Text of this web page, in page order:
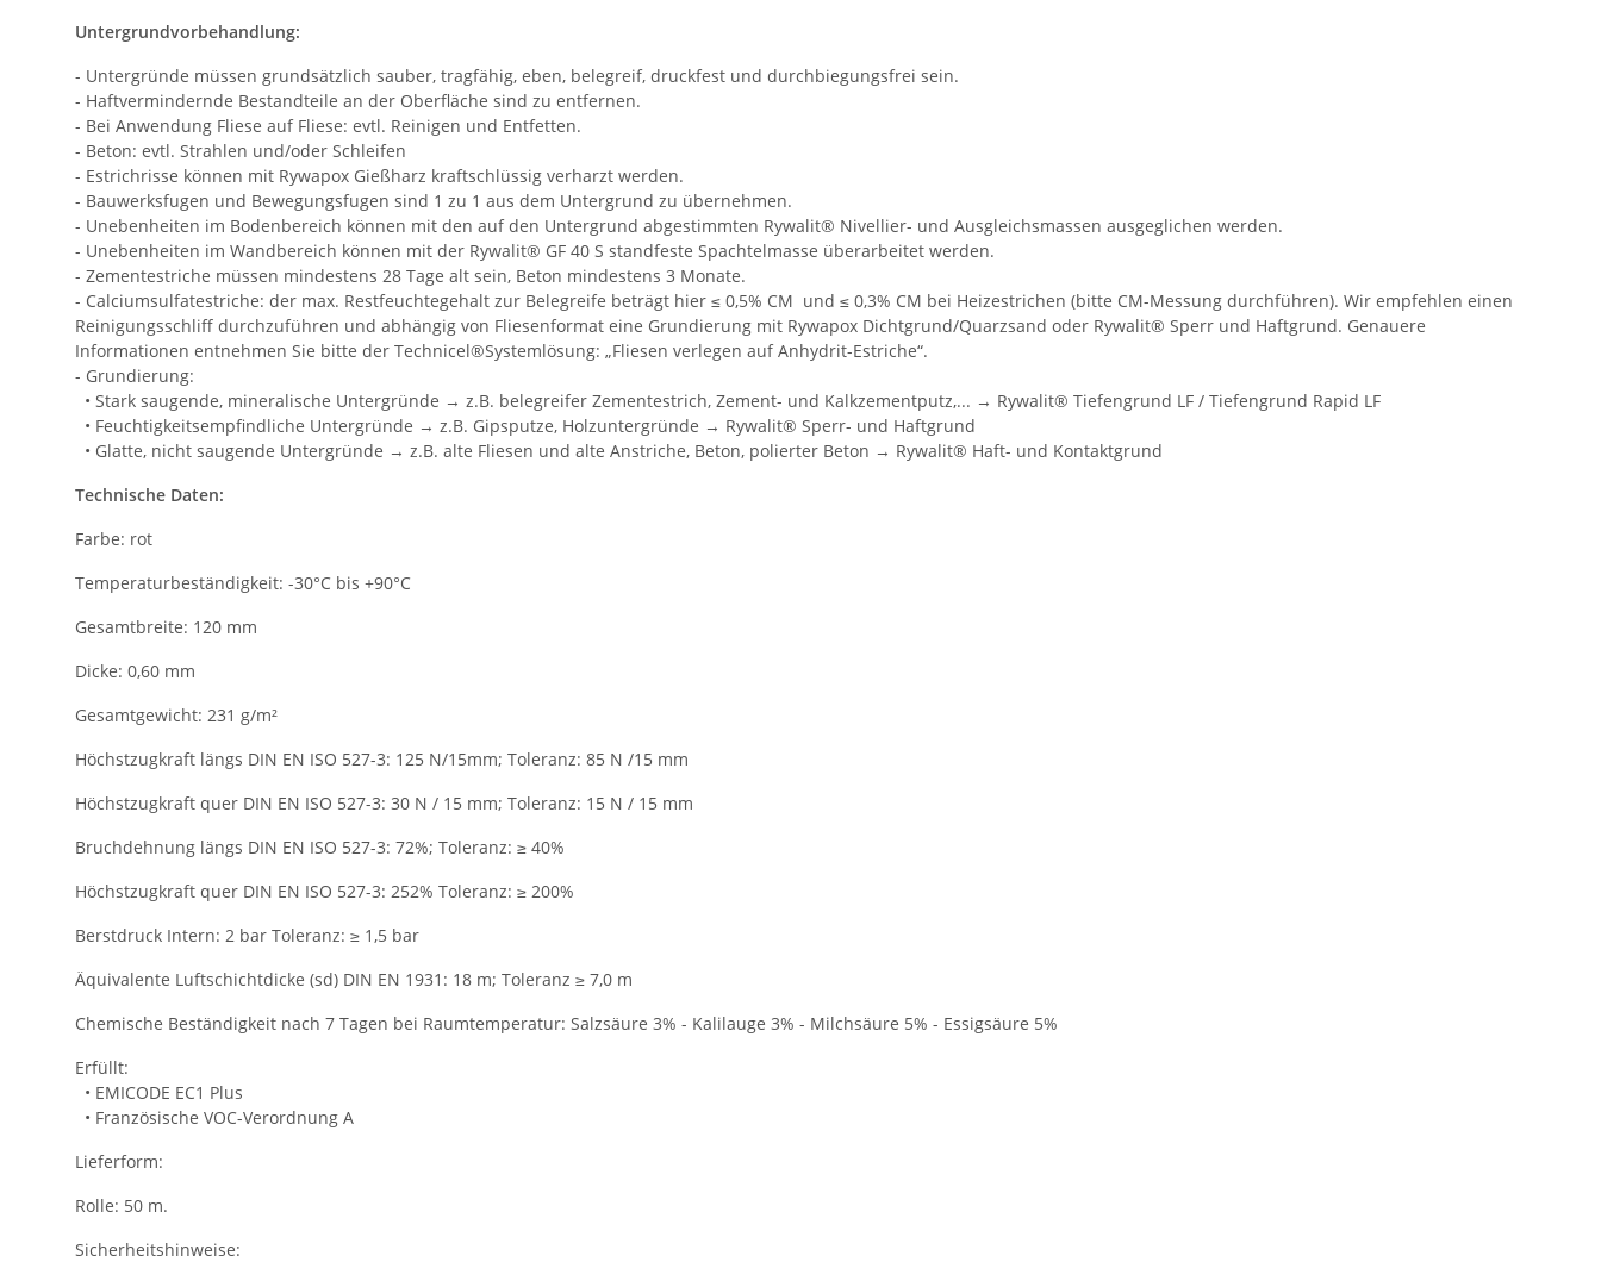
Untergrundvorbehandlung:
- Untergründe müssen grundsätzlich sauber, tragfähig, eben, belegreif, druckfest und durchbiegungsfrei sein.
- Haftvermindernde Bestandteile an der Oberfläche sind zu entfernen.
- Bei Anwendung Fliese auf Fliese: evtl. Reinigen und Entfetten.
- Beton: evtl. Strahlen und/oder Schleifen
- Estrichrisse können mit Rywapox Gießharz kraftschlüssig verharzt werden.
- Bauwerksfugen und Bewegungsfugen sind 1 zu 1 aus dem Untergrund zu übernehmen.
- Unebenheiten im Bodenbereich können mit den auf den Untergrund abgestimmten Rywalit® Nivellier- und Ausgleichsmassen ausgeglichen werden.
- Unebenheiten im Wandbereich können mit der Rywalit® GF 40 S standfeste Spachtelmasse überarbeitet werden.
- Zementestriche müssen mindestens 28 Tage alt sein, Beton mindestens 3 Monate.
- Calciumsulfatestriche: der max. Restfeuchtegehalt zur Belegreife beträgt hier ≤ 0,5% CM und ≤ 0,3% CM bei Heizestrichen (bitte CM-Messung durchführen). Wir empfehlen einen
Reinigungsschliff durchzuführen und abhängig von Fliesenformat eine Grundierung mit Rywapox Dichtgrund/Quarzsand oder Rywalit® Sperr und Haftgrund. Genauere
Informationen entnehmen Sie bitte der Technicel®Systemlösung: „Fliesen verlegen auf Anhydrit-Estriche“.
- Grundierung:
• Stark saugende, mineralische Untergründe → z.B. belegreifer Zementestrich, Zement- und Kalkzementputz,... → Rywalit® Tiefengrund LF / Tiefengrund Rapid LF
• Feuchtigkeitsempfindliche Untergründe → z.B. Gipsputze, Holzuntergründe → Rywalit® Sperr- und Haftgrund
• Glatte, nicht saugende Untergründe → z.B. alte Fliesen und alte Anstriche, Beton, polierter Beton → Rywalit® Haft- und Kontaktgrund
Technische Daten:
Farbe: rot
Temperaturbeständigkeit: -30°C bis +90°C
Gesamtbreite: 120 mm
Dicke: 0,60 mm
Gesamtgewicht: 231 g/m²
Höchstzugkraft längs DIN EN ISO 527-3: 125 N/15mm; Toleranz: 85 N /15 mm
Höchstzugkraft quer DIN EN ISO 527-3: 30 N / 15 mm; Toleranz: 15 N / 15 mm
Bruchdehnung längs DIN EN ISO 527-3: 72%; Toleranz: ≥ 40%
Höchstzugkraft quer DIN EN ISO 527-3: 252% Toleranz: ≥ 200%
Berstdruck Intern: 2 bar Toleranz: ≥ 1,5 bar
Äquivalente Luftschichtdicke (sd) DIN EN 1931: 18 m; Toleranz ≥ 7,0 m
Chemische Beständigkeit nach 7 Tagen bei Raumtemperatur: Salzsäure 3% - Kalilauge 3% - Milchsäure 5% - Essigsäure 5%
Erfüllt:
• EMICODE EC1 Plus
• Französische VOC-Verordnung A
Lieferform:
Rolle: 50 m.
Sicherheitshinweise: